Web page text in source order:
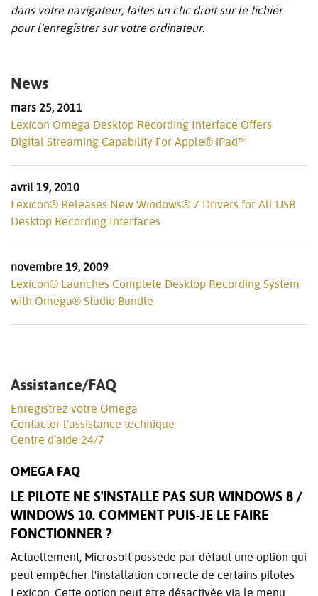
dans votre navigateur, faites un clic droit sur le fichier
pour l'enregistrer sur votre ordinateur.
News
mars 25, 2011
Lexicon Omega Desktop Recording Interface Offers
Digital Streaming Capability For Apple® iPad™
avril 19, 2010
Lexicon® Releases New Windows® 7 Drivers for All USB
Desktop Recording Interfaces
novembre 19, 2009
Lexicon® Launches Complete Desktop Recording System
with Omega® Studio Bundle
Assistance/FAQ
Enregistrez votre Omega
Contacter l’assistance technique
Centre d’aide 24/7
OMEGA FAQ
LE PILOTE NE S'INSTALLE PAS SUR WINDOWS 8 /
WINDOWS 10. COMMENT PUIS-JE LE FAIRE
FONCTIONNER ?
Actuellement, Microsoft possède par défaut une option qui
peut empêcher l'installation correcte de certains pilotes
Lexicon. Cette option peut être désactivée via le menu